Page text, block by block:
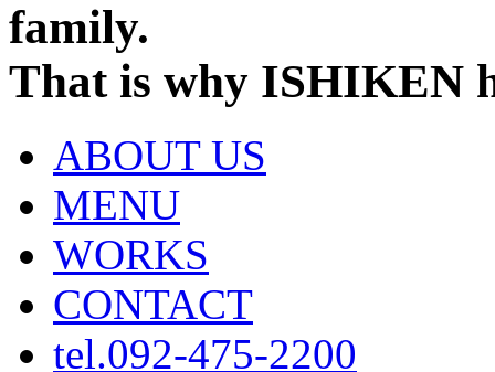
family.
That is why ISHIKEN
ABOUT US
MENU
WORKS
CONTACT
tel.092-475-2200